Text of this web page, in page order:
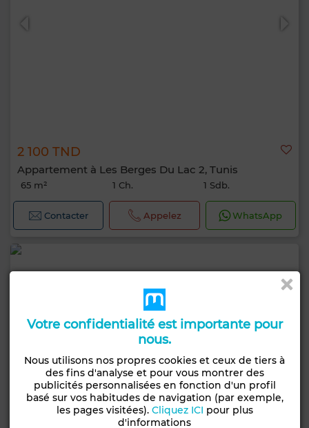
2 100 TND
Appartement à Les Berges Du Lac 2, Tunis
65 m² 1 Ch. 1 Sdb.
Contacter Appelez WhatsApp
Votre confidentialité est importante pour
nous.
Nous utilisons nos propres cookies et ceux de tiers à
des fins d'analyse et pour vous montrer des
publicités personnalisées en fonction d'un profil
basé sur vos habitudes de navigation (par exemple,
les pages visitées). Cliquez ICI pour plus
d'informations